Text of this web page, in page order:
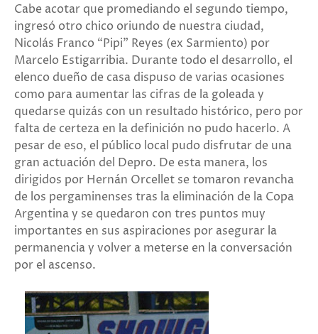
Cabe acotar que promediando el segundo tiempo,
ingresó otro chico oriundo de nuestra ciudad,
Nicolás Franco “Pipi” Reyes (ex Sarmiento) por
Marcelo Estigarribia. Durante todo el desarrollo, el
elenco dueño de casa dispuso de varias ocasiones
como para aumentar las cifras de la goleada y
quedarse quizás con un resultado histórico, pero por
falta de certeza en la definición no pudo hacerlo. A
pesar de eso, el público local pudo disfrutar de una
gran actuación del Depro. De esta manera, los
dirigidos por Hernán Orcellet se tomaron revancha
de los pergaminenses tras la eliminación de la Copa
Argentina y se quedaron con tres puntos muy
importantes en sus aspiraciones por asegurar la
permanencia y volver a meterse en la conversación
por el ascenso.